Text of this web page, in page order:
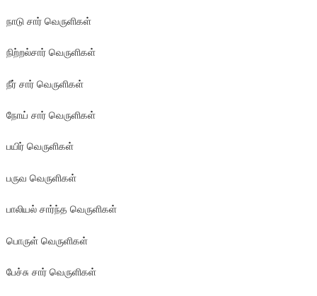
நாடு சார் வெருளிகள்
நிற்றல்சார் வெருளிகள்
நீர் சார் வெருளிகள்
நோய் சார் வெருளிகள்
பயிர் வெருளிகள்
பருவ வெருளிகள்
பாலியல் சார்ந்த வெருளிகள்
பொருள் வெருளிகள்
பேச்சு சார் வெருளிகள்